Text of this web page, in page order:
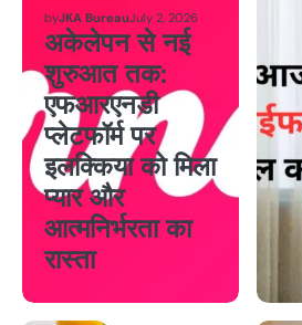
byJKA BureauJuly 2, 2026
अकेलेपन से नई
शुरुआत तक:
एफआरएनडी
प्लेटफॉर्म पर
इलक्किया को मिला
प्यार और
आत्मनिर्भरता का
रास्ता